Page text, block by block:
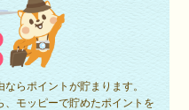
らポイントが貯まります。
モッピーで貯めたポイントを